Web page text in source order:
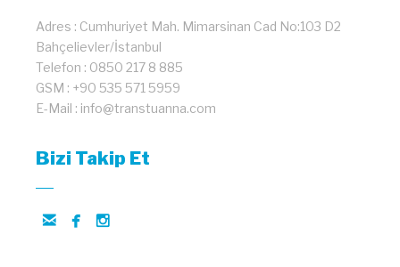
Adres : Cumhuriyet Mah. Mimarsinan Cad No:103 D2
Bahçelievler/İstanbul
Telefon : 0850 217 8 885
GSM : +90 535 571 5959
E-Mail : info@transtuanna.com
Bizi Takip Et
  